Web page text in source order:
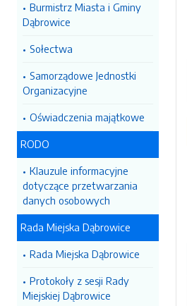
Burmistrz Miasta i Gminy
Dąbrowice
Sołectwa
Samorządowe Jednostki
Organizacyjne
Oświadczenia majątkowe
RODO
Klauzule informacyjne
dotyczące przetwarzania
danych osobowych
Rada Miejska Dąbrowice
Rada Miejska Dąbrowice
Protokoły z sesji Rady
Miejskiej Dąbrowice